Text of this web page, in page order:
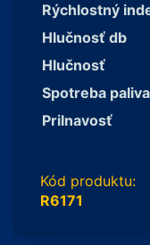
Rýchlostný
Hlučnosť db
Hlučnosť
Spotreba paliva
Prilnavosť
Kód produktu:
R6171